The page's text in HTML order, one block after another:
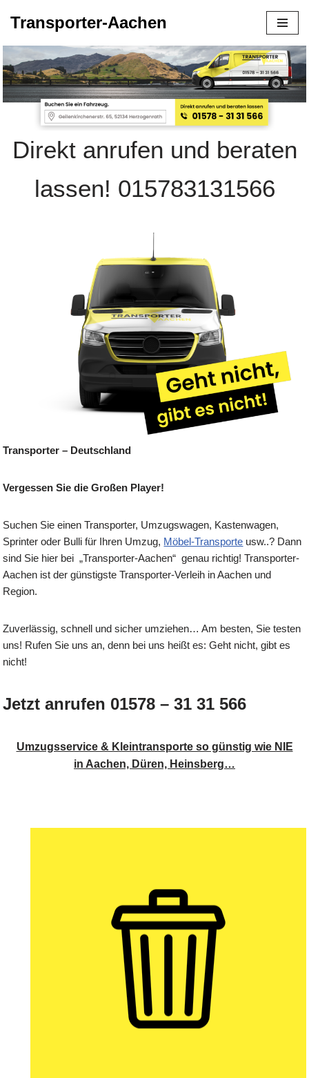
springen
Transporter-Aachen
Direkt anrufen und beraten
lassen! 015783131566
Transporter – Deutschland
Vergessen Sie die Großen Player!
Suchen Sie einen Transporter, Umzugswagen, Kastenwagen,
Sprinter oder Bulli für Ihren Umzug, Möbel-Transporte usw..? Dann
sind Sie hier bei „Transporter-Aachen“ genau richtig! Transporter-
Aachen ist der günstigste Transporter-Verleih in Aachen und
Region.
Zuverlässig, schnell und sicher umziehen… Am besten, Sie testen
uns! Rufen Sie uns an, denn bei uns heißt es: Geht nicht, gibt es
nicht!
Jetzt anrufen 01578 – 31 31 566
Umzugsservice & Kleintransporte so günstig wie NIE
in Aachen, Düren, Heinsberg…